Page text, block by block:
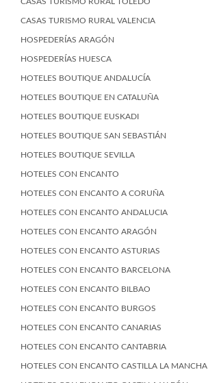
CASAS TURISMO RURAL VALENCIA
HOSPEDERÍAS ARAGÓN
HOSPEDERÍAS HUESCA
HOTELES BOUTIQUE ANDALUCÍA
HOTELES BOUTIQUE EN CATALUÑA
HOTELES BOUTIQUE EUSKADI
HOTELES BOUTIQUE SAN SEBASTIÁN
HOTELES BOUTIQUE SEVILLA
HOTELES CON ENCANTO
HOTELES CON ENCANTO A CORUÑA
HOTELES CON ENCANTO ANDALUCIA
HOTELES CON ENCANTO ARAGÓN
HOTELES CON ENCANTO ASTURIAS
HOTELES CON ENCANTO BARCELONA
HOTELES CON ENCANTO BILBAO
HOTELES CON ENCANTO BURGOS
HOTELES CON ENCANTO CANARIAS
HOTELES CON ENCANTO CANTABRIA
HOTELES CON ENCANTO CASTILLA LA MANCHA